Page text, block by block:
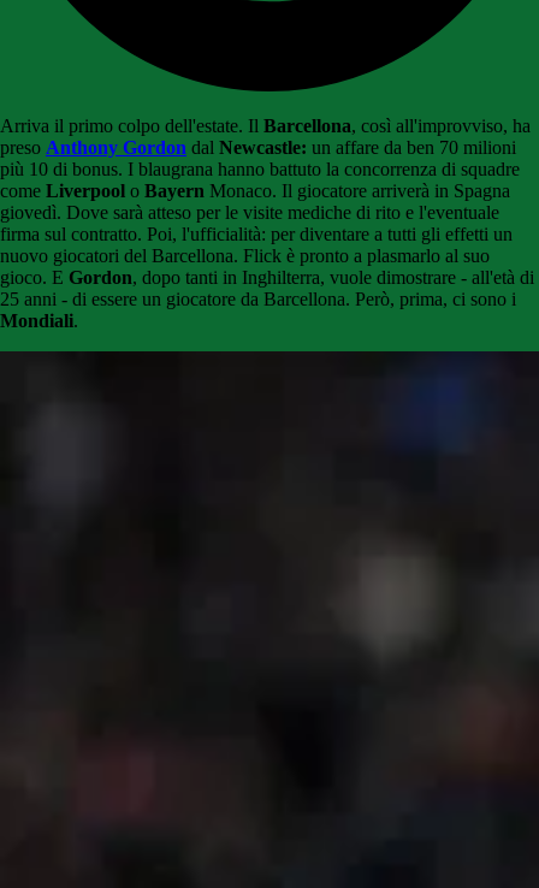
Arriva il primo colpo dell'estate. Il Barcellona, così all'improvviso, ha
preso Anthony Gordon dal Newcastle: un affare da ben 70 milioni
più 10 di bonus. I blaugrana hanno battuto la concorrenza di squadre
come Liverpool o Bayern Monaco. Il giocatore arriverà in Spagna
giovedì. Dove sarà atteso per le visite mediche di rito e l'eventuale
firma sul contratto. Poi, l'ufficialità: per diventare a tutti gli effetti un
nuovo giocatori del Barcellona. Flick è pronto a plasmarlo al suo
gioco. E Gordon, dopo tanti in Inghilterra, vuole dimostrare - all'età di
25 anni - di essere un giocatore da Barcellona. Però, prima, ci sono i
Mondiali.